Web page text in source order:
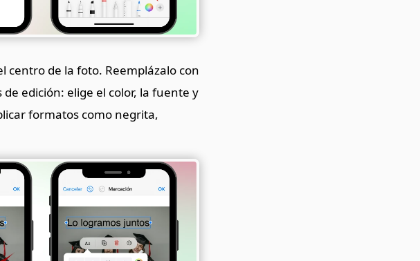
centro de la foto. Reemplázalo con
de edición: elige el color, la fuente y
formatos como negrita,